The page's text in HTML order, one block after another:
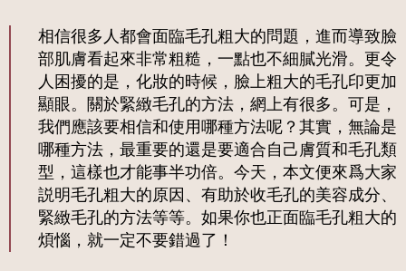
相信很多人都會面臨毛孔粗大的問題，進而導致臉
部肌膚看起來非常粗糙，一點也不細膩光滑。更令
人困擾的是，化妝的時候，臉上粗大的毛孔印更加
顯眼。關於緊緻毛孔的方法，網上有很多。可是，
我們應該要相信和使用哪種方法呢？其實，無論是
哪種方法，最重要的還是要適合自己膚質和毛孔類
型，這樣也才能事半功倍。今天，本文便來爲大家
説明毛孔粗大的原因、有助於收毛孔的美容成分、
緊緻毛孔的方法等等。如果你也正面臨毛孔粗大的
煩惱，就一定不要錯過了！